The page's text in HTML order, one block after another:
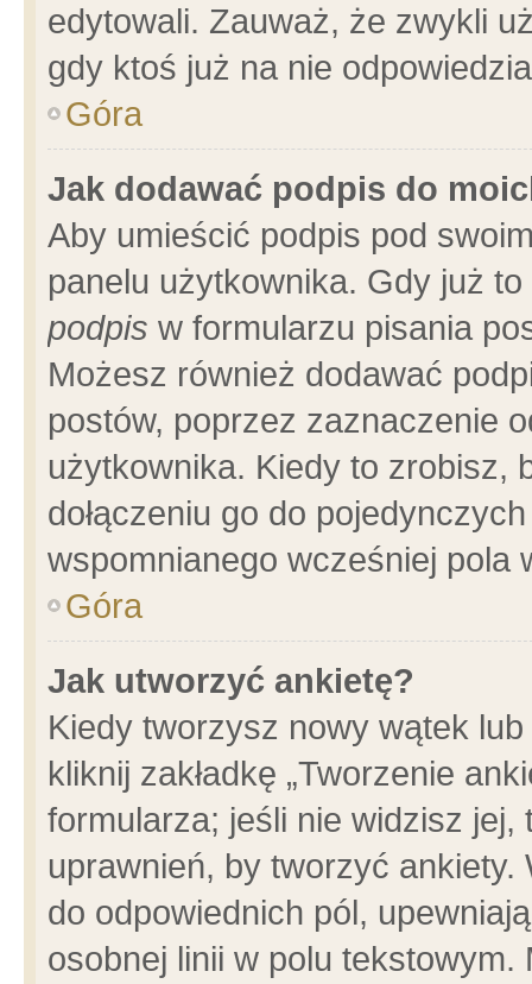
edytowali. Zauważ, że zwykli
gdy ktoś już na nie
Góra
Jak dodawać podpis do
Aby umieścić podpis pod
panelu użytkownika. Gdy już
podpis w formularzu pisania
Możesz również dodawać
postów, poprzez zaznaczenie
użytkownika. Kiedy to zrobisz,
dołączeniu go do
wspomnianego wcześniej pola
Góra
Jak utworzyć ankietę?
Kiedy tworzysz nowy wątek
kliknij zakładkę „Tworzenie
formularza; jeśli nie widzisz
uprawnień, by tworzyć ankiety.
do odpowiednich pól,
osobnej linii w polu